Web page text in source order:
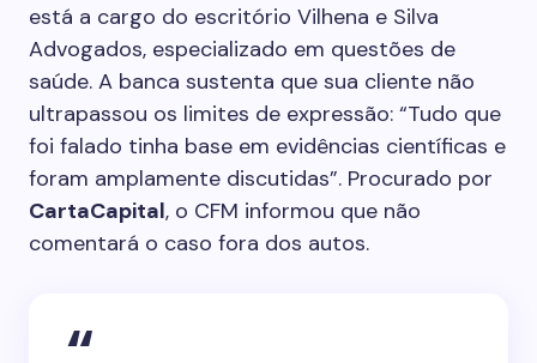
está a cargo do escritório Vilhena e Silva
Advogados, especializado em questões de
saúde. A banca sustenta que sua cliente não
ultrapassou os limites de expressão: “Tudo que
foi falado tinha base em evidências científicas e
foram amplamente discutidas”. Procurado por
CartaCapital, o CFM informou que não
comentará o caso fora dos autos.